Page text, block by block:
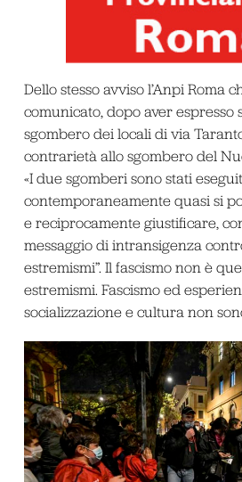
Dello stesso avviso l’Anpi Roma
comunicato, dopo aver espresso
sgombero dei locali di via
contrarietà allo sgombero del
«I due sgomberi sono stati
contemporaneamente quasi si
e reciprocamente giustificare,
messaggio di intransigenza
estremismi”. Il fascismo non è
estremismi. Fascismo ed
socializzazione e cultura non